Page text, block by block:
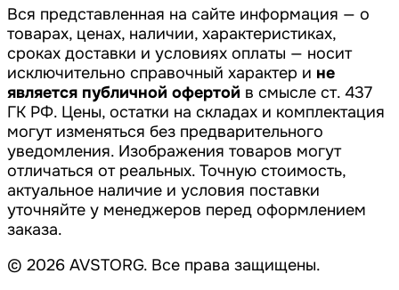
Вся представленная на сайте информация — о
товарах, ценах, наличии, характеристиках,
сроках доставки и условиях оплаты — носит
исключительно справочный характер и не
является публичной офертой в смысле ст. 437
ГК РФ. Цены, остатки на складах и комплектация
могут изменяться без предварительного
уведомления. Изображения товаров могут
отличаться от реальных. Точную стоимость,
актуальное наличие и условия поставки
уточняйте у менеджеров перед оформлением
заказа.
© 2026 AVSTORG. Все права защищены.